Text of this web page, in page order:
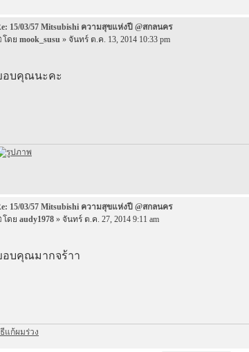
15/03/57 Mitsubishi ความสุขแห่งปี @สกลนคร
โดย mook_susu » จันทร์ ต.ค. 13, 2014 10:33 pm
อบคุณนะคะ
15/03/57 Mitsubishi ความสุขแห่งปี @สกลนคร
โดย audy1978 » จันทร์ ต.ค. 27, 2014 9:11 am
อบคุณมากจร้าา
แก้ผมร่วง